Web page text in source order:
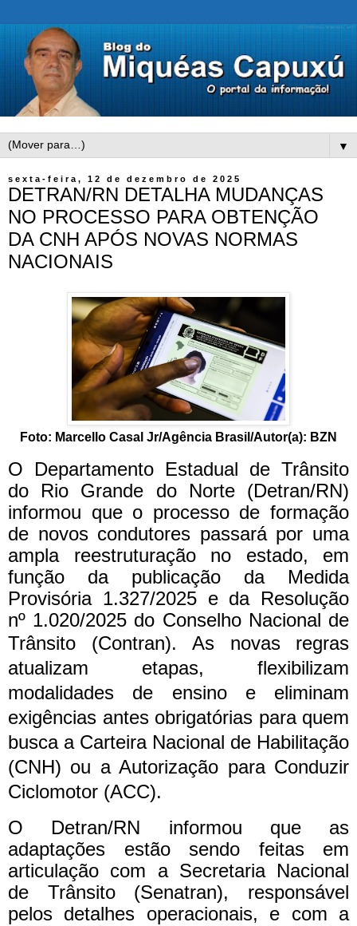
▼
sexta-feira, 12 de dezembro de 2025
DETRAN/RN DETALHA MUDANÇAS
NO PROCESSO PARA OBTENÇÃO
DA CNH APÓS NOVAS NORMAS
NACIONAIS
Foto: Marcello Casal Jr/Agência Brasil/Autor(a): BZN
O Departamento Estadual de Trânsito
do Rio Grande do Norte (Detran/RN)
informou que o processo de formação
de novos condutores passará por uma
ampla reestruturação no estado, em
função da publicação da Medida
Provisória 1.327/2025 e da Resolução
nº 1.020/2025 do Conselho Nacional de
Trânsito (Contran). As novas regras
atualizam etapas, flexibilizam
modalidades de ensino e eliminam
exigências antes obrigatórias para quem
busca a Carteira Nacional de Habilitação
(CNH) ou a Autorização para Conduzir
Ciclomotor (ACC).
O Detran/RN informou que as
adaptações estão sendo feitas em
articulação com a Secretaria Nacional
de Trânsito (Senatran), responsável
pelos detalhes operacionais, e com a